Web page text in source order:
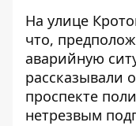
На улице
что,
аварийную
рассказывали
проспекте
нетрезвым